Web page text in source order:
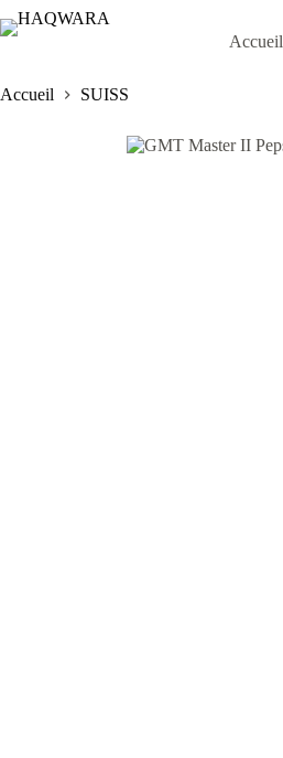
Passer
au
Accueil
Accueil
SUISS